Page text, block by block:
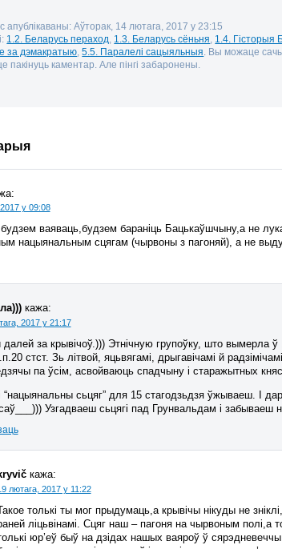
апублікаваны: Аўторак, 14 лютага, 2017 у 23:15
1.2. Беларусь пераход 1.3. Беларусь сёньня 1.4. Гісторыя
за дэмакратыю ,5.5. Паралелі сацыяльныя . Вы можаце
пакінуць каментар. Але пінгі забаронены.
у 09:08
ваяваць,будзем бараніць Бацькаўшчыну,а не
нацыянальным сцягам (чырвоны з пагоняй), а не
кажа:
2017 у 21:17
за крывічоў.))) Этнічную групоўку, што вымерла
стст. Зь літвой, яцьвягамі, дрыгавічамі й
па ўсім, асвойваюць спадчыну і старажытных
“нацыянальны сьцяг” для 15 стагодзьдзя ўжываеш. І
Узгадваеш сьцягі пад Грунвальдам і
кажа:
лютага, 2017 у 11:22
толькі ты мог прыдумаць,а крывічы нікуды не
ліцьвінамі. Сцяг наш – пагоня на чырвоным
юр’еў быў на дзідах нашых ваяроў ў